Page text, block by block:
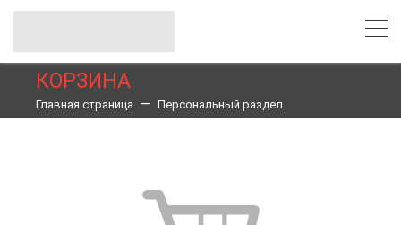
КОРЗИНА
Главная страница Персональный раздел